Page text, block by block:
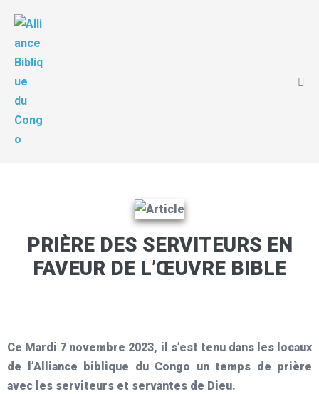
PRIÈRE DES SERVITEURS EN
FAVEUR DE L’ŒUVRE BIBLE
Ce Mardi 7 novembre 2023, il s’est tenu dans les locaux
de l’Alliance biblique du Congo un temps de prière
avec les serviteurs et servantes de Dieu.